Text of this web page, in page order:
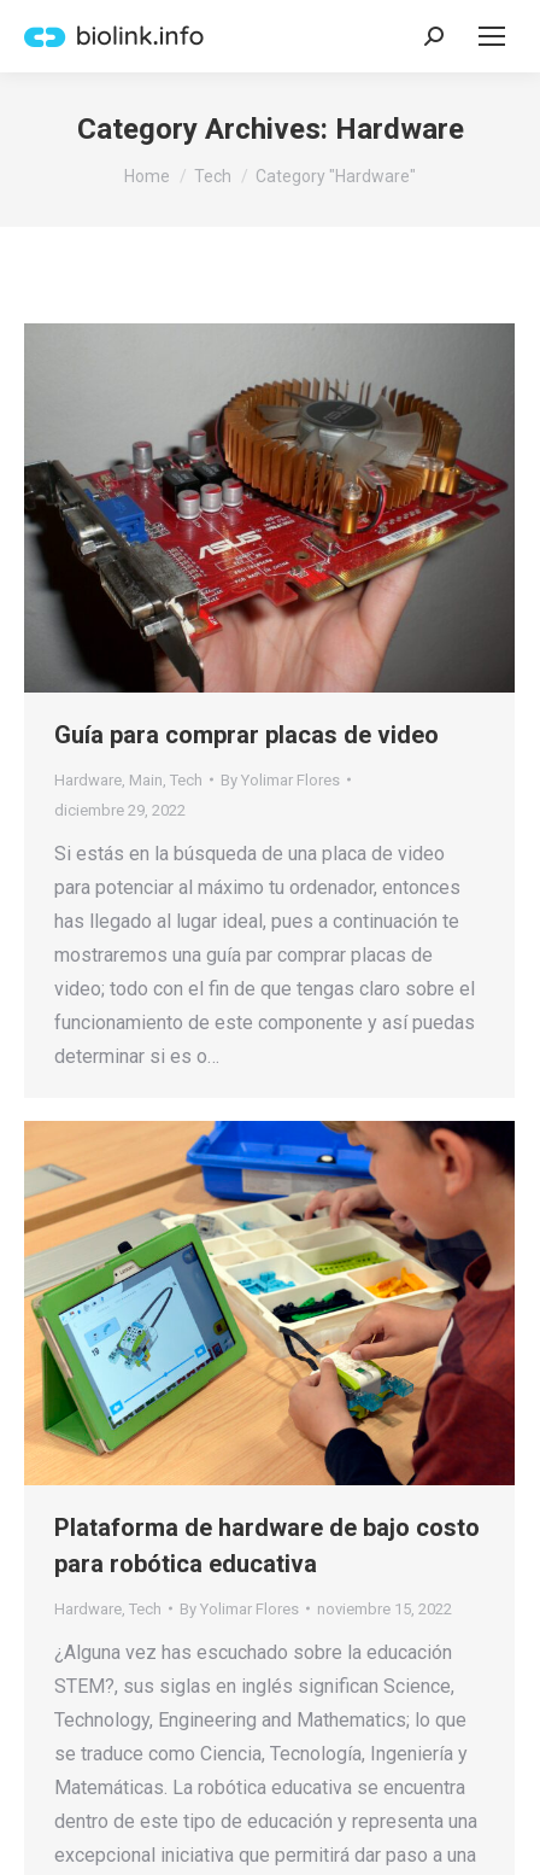
Search:
Category Archives: Hardware
You are here:
Home Tech Category "Hardware"
Guía para comprar placas de video
Hardware Main Tech By Yolimar Flores
diciembre 29, 2022
Si estás en la búsqueda de una placa de video
para potenciar al máximo tu ordenador, entonces
has llegado al lugar ideal, pues a continuación te
mostraremos una guía par comprar placas de
video; todo con el fin de que tengas claro sobre el
funcionamiento de este componente y así puedas
determinar si es o…
Plataforma de hardware de bajo costo
para robótica educativa
Hardware Tech By Yolimar Flores noviembre 15, 2022
¿Alguna vez has escuchado sobre la educación
STEM?, sus siglas en inglés significan Science,
Technology, Engineering and Mathematics; lo que
se traduce como Ciencia, Tecnología, Ingeniería y
Matemáticas. La robótica educativa se encuentra
dentro de este tipo de educación y representa una
excepcional iniciativa que permitirá dar paso a una